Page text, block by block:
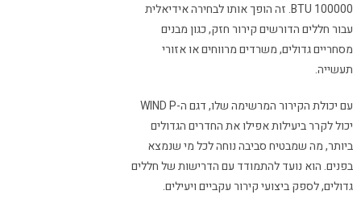
100000 BTU. זה הופך אותו לבחירה אידיאלית
עבור חללים הדורשים קירור חזק, כגון מבנים
מסחריים גדולים, משרדים מרווחים או אזורי
תעשייה.
עם יכולת הקירור המרשימה שלו, דגם ה-WIND P
יכול לקרר ביעילות אפילו את החדרים הגדולים
ביותר, מה שמבטיח סביבה נוחה לכל מי שנמצא
בפנים. הוא נועד להתמודד עם הדרישות של חללים
גדולים, לספק ביצועי קירור עקביים ויעילים.